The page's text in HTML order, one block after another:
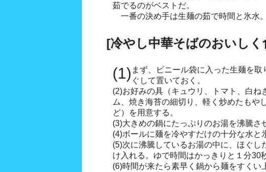
茹でるのがベストだ。
一番の決め手は生麺の茹で時間と氷水
[冷やし中華そばのおいしく
(1)まず、ビニール袋に入った生麺を取り出し、お皿にほ ぐして置いておく。
(2)お好みの具（キュウリ、トマト、白ね
ム、焼き海苔の細切り、軽く炒めたもや
ど）を用意する。
(3)大きめの鍋にたっぷりのお湯を沸騰さ
(4)ボールに麺を冷やすだけの十分な水と
(5)次に沸騰しているお湯の中に、ほぐし
け入れる。ゆで時間はかっきりと１分30
(6)時間が来たら素早く鍋から麺をすくい